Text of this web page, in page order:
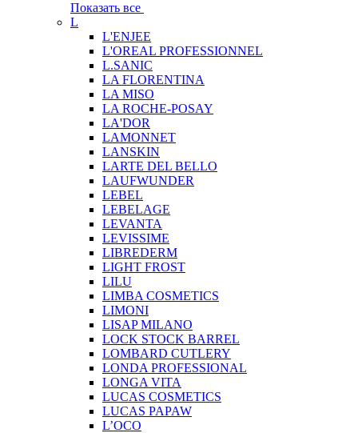
Показать все
L
L'ENJEE
L'OREAL PROFESSIONNEL
L.SANIC
LA FLORENTINA
LA MISO
LA ROCHE-POSAY
LA'DOR
LAMONNET
LANSKIN
LARTE DEL BELLO
LAUFWUNDER
LEBEL
LEBELAGE
LEVANTA
LEVISSIME
LIBREDERM
LIGHT FROST
LILU
LIMBA COSMETICS
LIMONI
LISAP MILANO
LOCK STOCK BARREL
LOMBARD CUTLERY
LONDA PROFESSIONAL
LONGA VITA
LUCAS COSMETICS
LUCAS PAPAW
L’OCO